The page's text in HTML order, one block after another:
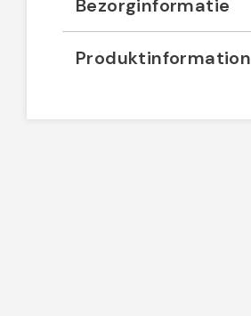
Bezorginformatie
Produktinformation